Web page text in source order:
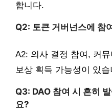
합니다.
Q2: 토큰 거버넌스에 참
A2: 의사 결정 참여, 커
보상 획득 가능성이 있습
Q3: DAO 참여 시 흔히
요?